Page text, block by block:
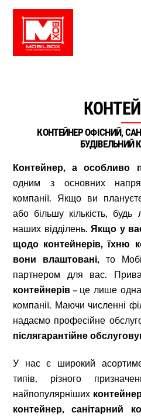
Skip
content
КОНТЕЙНЕР ОФІСНИЙ,
БУДІВЕЛЬНИЙ
Контейнер, а особливо
одним з основних
компанії. Якщо ви
або більшу кількість, будь
наших відділень. Якщо у
щодо контейнерів, їхню
вони влаштовані,то
партнером для вас.
контейнерів – це лише одна
компанії. Маючи численні
надаємо професійне
післягарантійне
У нас є широкий
типів, різного
найпопулярніших
контейнер, санітарний